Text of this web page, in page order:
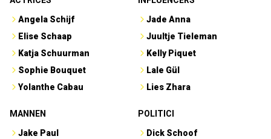
Angela Schijf
Elise Schaap
Katja Schuurman
Sophie Bouquet
Yolanthe Cabau
Jade Anna
Juultje Tieleman
Kelly Piquet
Lale Gül
Lies Zhara
MANNEN
Jake Paul
POLITICI
Dick Schoof